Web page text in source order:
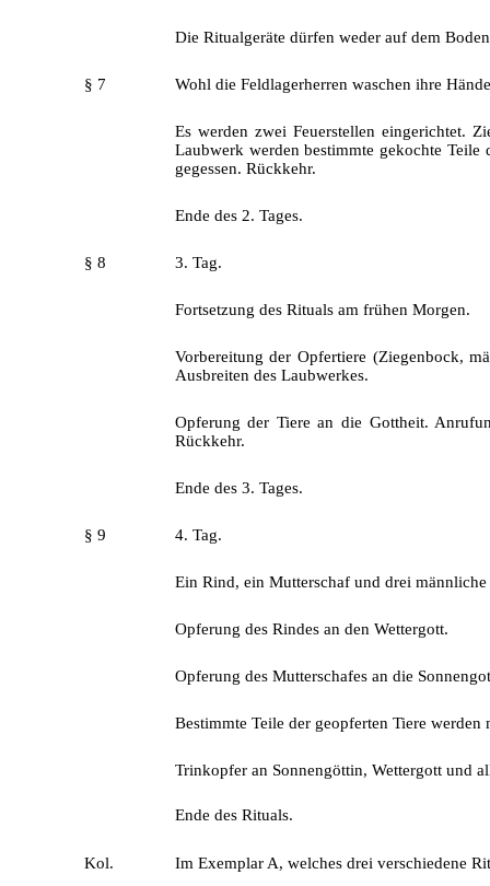
Die Ritualgeräte dürfen weder auf dem
§ 7 Wohl die Feldlagerherren waschen ihre
Es werden zwei Feuerstellen eingerichtet.
Laubwerk werden bestimmte gekochte
gegessen. Rückkehr.
Ende des 2. Tages.
§ 8 3. Tag.
Fortsetzung des Rituals am frühen Morgen.
Vorbereitung der Opfertiere (Ziegenbock,
Ausbreiten des Laubwerkes.
Opferung der Tiere an die Gottheit.
Rückkehr.
Ende des 3. Tages.
§ 9 4. Tag.
Ein Rind, ein Mutterschaf und drei
Opferung des Rindes an den Wettergott.
Opferung des Mutterschafes an die
Bestimmte Teile der geopferten Tiere
Trinkopfer an Sonnengöttin, Wettergott und
Ende des Rituals.
Kol. Im Exemplar A, welches drei verschiedene